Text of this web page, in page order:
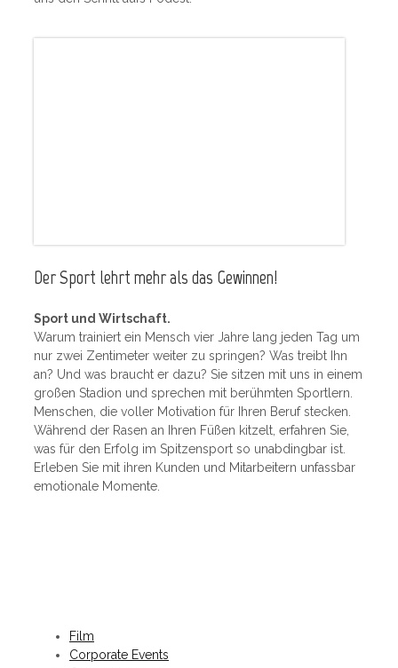
Der Sport lehrt mehr als das Gewinnen!
Sport und Wirtschaft.
Warum trainiert ein Mensch vier Jahre lang jeden Tag um
nur zwei Zentimeter weiter zu springen? Was treibt Ihn
an? Und was braucht er dazu? Sie sitzen mit uns in einem
großen Stadion und sprechen mit berühmten Sportlern.
Menschen, die voller Motivation für Ihren Beruf stecken.
Während der Rasen an Ihren Füßen kitzelt, erfahren Sie,
was für den Erfolg im Spitzensport so unabdingbar ist.
Erleben Sie mit ihren Kunden und Mitarbeitern unfassbar
emotionale Momente.
Film
Corporate Events